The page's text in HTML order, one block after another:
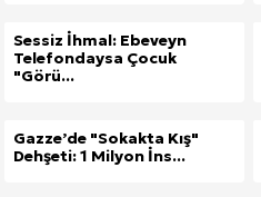
Sessiz İhmal: Ebeveyn
Telefondaysa Çocuk
"Görü...
Gazze’de "Sokakta Kış"
Dehşeti: 1 Milyon İns...